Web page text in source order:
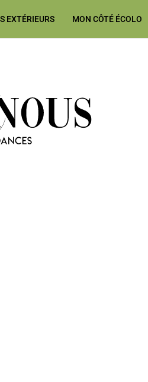
EXTÉRIEURS MON CÔTÉ ÉCOLO
Construction, rénovation &